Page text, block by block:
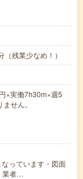
残業少なめ！）
×実働7h30m×週5
せん。
っています・図面
業者…